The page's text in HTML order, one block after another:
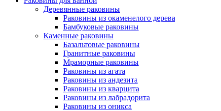
Деревянные раковины
Раковины из окаменелого дерева
Бамбуковые раковины
Каменные раковины
Базальтовые раковины
Гранитные раковины
Мраморные раковины
Раковины из агата
Раковины из андезита
Раковины из кварцита
Раковины из лабрадорита
Раковины из оникса